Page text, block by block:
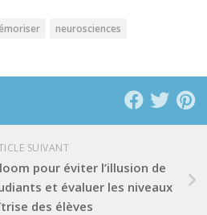
neurosciences
SUIVANT
pour éviter l’illusion de
et évaluer les niveaux
des élèves